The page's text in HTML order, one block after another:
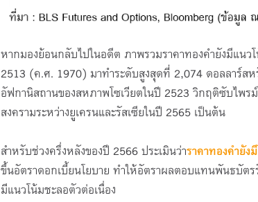
หากมองย้อนกลับไปในอดีต ภาพรวมราคาทองคำยังมีแน
2513 (ค.ศ. 1970) มาทำระดับสูงสุดที่ 2,074 ดอลลาร์ส
อัฟกานิสถานของสหภาพโซเวียตในปี 2523 วิกฤติซับไพ
สงครามระหว่างยูเครนและรัสเซียในปี 2565 เป็นต้น
สำหรับช่วงครึ่งหลังของปี 2566 ประเมินว่าราคาทองคำยัง
ขึ้นอัตราดอกเบี้ยนโยบาย ทำให้อัตราผลตอบแทนพันธบัต
มีแนวโน้มชะลอตัวต่อเนื่อง